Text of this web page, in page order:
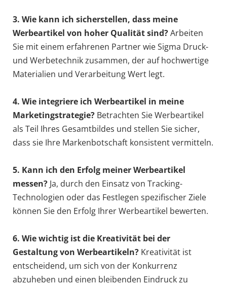
3. Wie kann ich sicherstellen, dass meine
Werbeartikel von hoher Qualität sind?Arbeiten
Sie mit einem erfahrenen Partner wie Sigma Druck-
und Werbetechnik zusammen, der auf hochwertige
Materialien und Verarbeitung Wert legt.
4. Wie integriere ich Werbeartikel in meine
Marketingstrategie? Betrachten Sie Werbeartikel
als Teil Ihres Gesamtbildes und stellen Sie sicher,
dass sie Ihre Markenbotschaft konsistent vermitteln.
5. Kann ich den Erfolg meiner Werbeartikel
messen? Ja, durch den Einsatz von Tracking-
Technologien oder das Festlegen spezifischer Ziele
können Sie den Erfolg Ihrer Werbeartikel bewerten.
6. Wie wichtig ist die Kreativität bei der
Gestaltung von Werbeartikeln? Kreativität ist
entscheidend, um sich von der Konkurrenz
abzuheben und einen bleibenden Eindruck zu